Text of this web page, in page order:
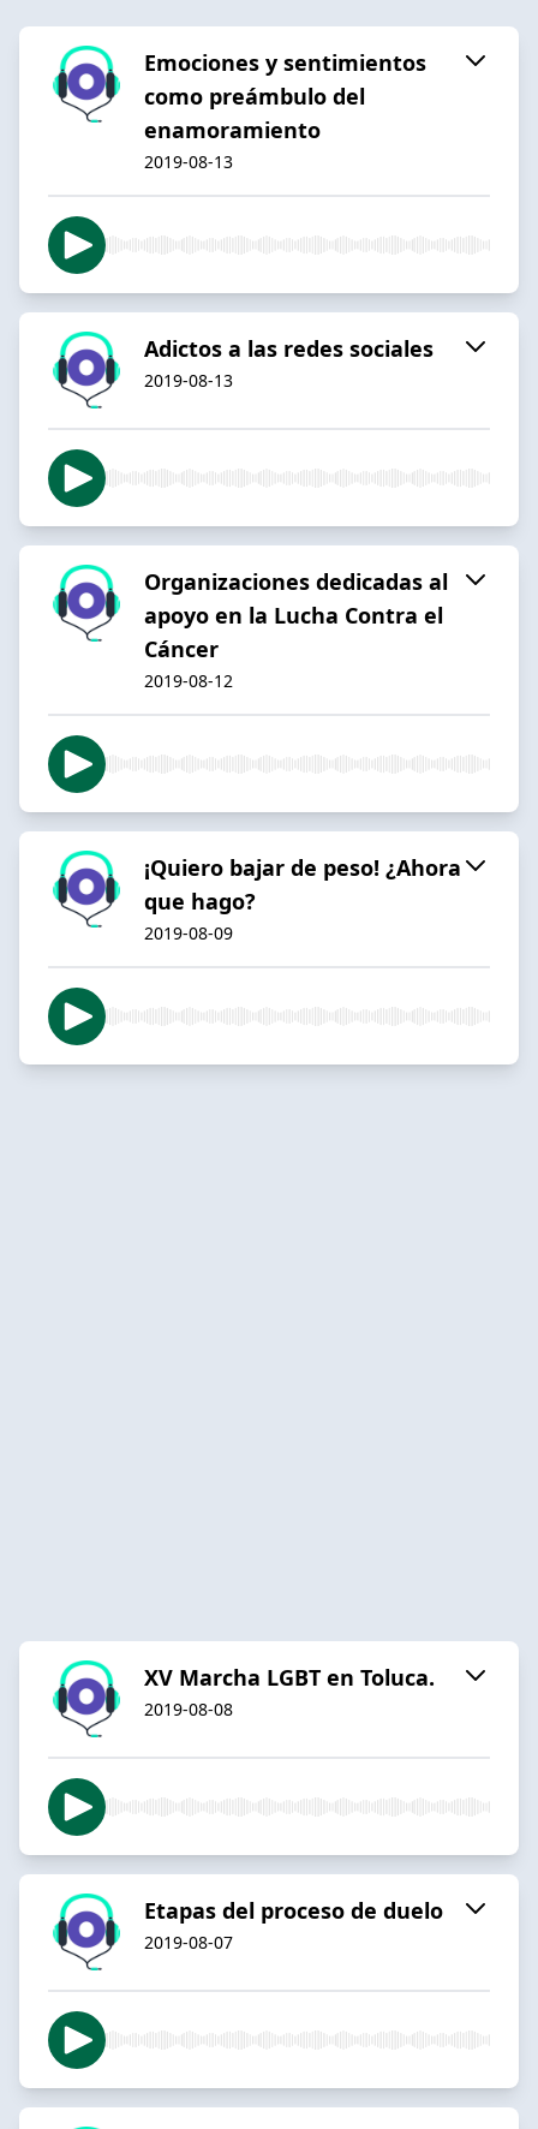
Emociones y sentimientos
como preámbulo del
enamoramiento
2019-08-13
Adictos a las redes sociales
2019-08-13
Organizaciones dedicadas al
apoyo en la Lucha Contra el
Cáncer
2019-08-12
¡Quiero bajar de peso! ¿Ahora
que hago?
2019-08-09
XV Marcha LGBT en Toluca.
2019-08-08
Etapas del proceso de duelo
2019-08-07